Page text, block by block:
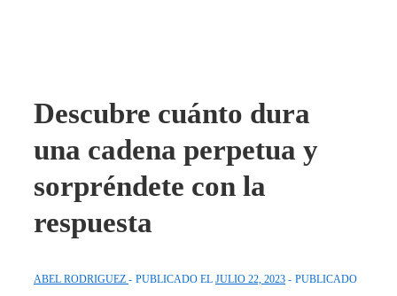
Descubre cuánto dura
una cadena perpetua y
sorpréndete con la
respuesta
ABEL RODRIGUEZ PUBLICADO EL JULIO 22, 2023
PUBLICADO